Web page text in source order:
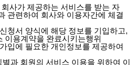
사가 제공하는 서비스를 받는 자
관련하여 회사와 이용자간에 체결
청서 양식에 해당 정보를 기입하고,
이용계약을 완료시키는행위
입에 필요한 개인정보를 제공하여
과 회원의 서비스 이용을 위하여 이